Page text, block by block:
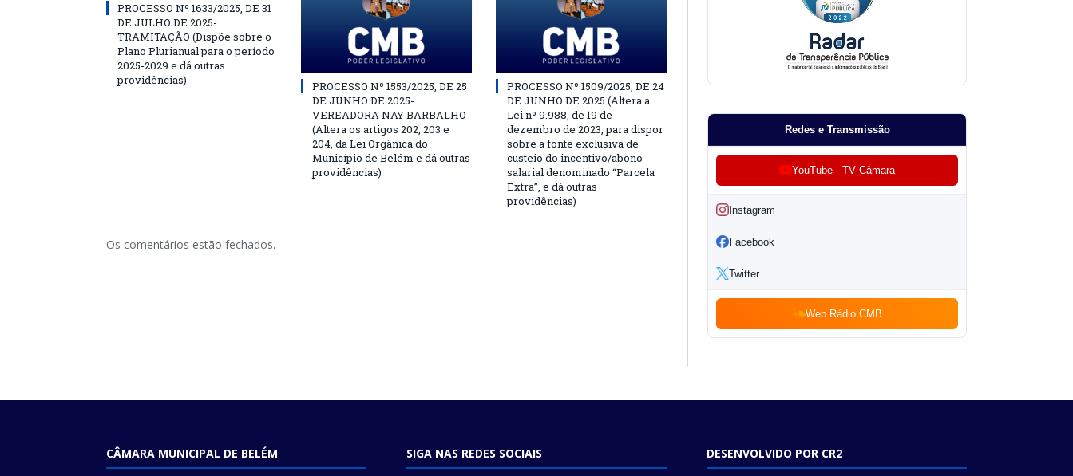
PROCESSO Nº 1633/2025, DE 31
DE JULHO DE 2025-
TRAMITAÇÃO (Dispõe sobre o
Plano Plurianual para o período
2025-2029 e dá outras
providências)
PROCESSO Nº 1553/2025, DE 25
DE JUNHO DE 2025-
VEREADORA NAY BARBALHO
(Altera os artigos 202, 203 e
204, da Lei Orgânica do
Município de Belém e dá outras
providências)
PROCESSO Nº 1509/2025, DE 24
DE JUNHO DE 2025 (Altera a
Lei nº 9.988, de 19 de
dezembro de 2023, para dispor
sobre a fonte exclusiva de
custeio do incentivo/abono
salarial denominado “Parcela
Extra”, e dá outras
providências)
Os comentários estão fechados.
Redes e Transmissão
YouTube - TV Câmara
Instagram
Facebook
Twitter
Web Rádio CMB
CÂMARA MUNICIPAL DE BELÉM SIGA NAS REDES SOCIAIS DESENVOLVIDO POR CR2